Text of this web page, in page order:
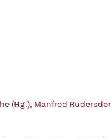
(Hg.), Manfred